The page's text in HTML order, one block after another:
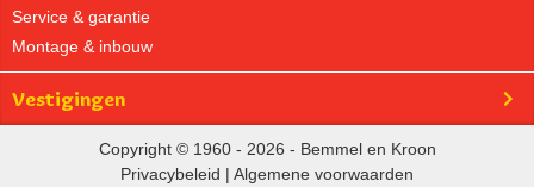
Service & garantie
Montage & inbouw
Vestigingen
Copyright © 1960 - 2026 - Bemmel en Kroon
Privacybeleid | Algemene voorwaarden